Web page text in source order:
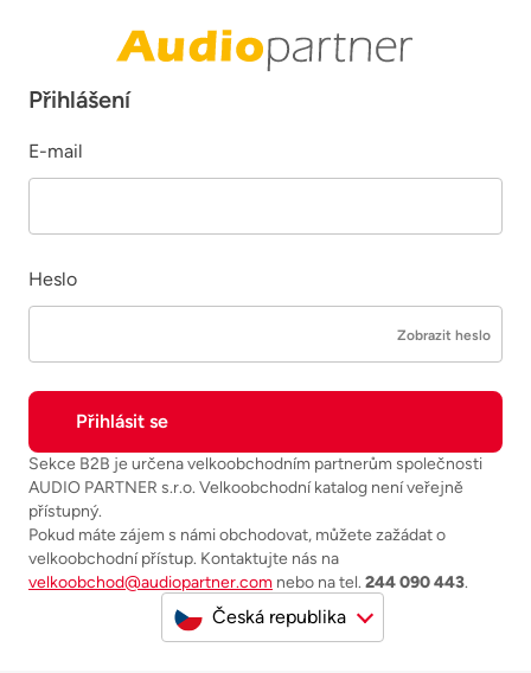
Přihlášení
E-mail
Heslo
Zobrazit heslo
Sekce B2B je určena velkoobchodním partnerům společnosti
AUDIO PARTNER s.r.o. Velkoobchodní katalog není veřejně
přístupný.
Pokud máte zájem s námi obchodovat, můžete zažádat o
velkoobchodní přístup. Kontaktujte nás na
velkoobchod@audiopartner.com nebo na tel. 244 090 443.
Česká republika